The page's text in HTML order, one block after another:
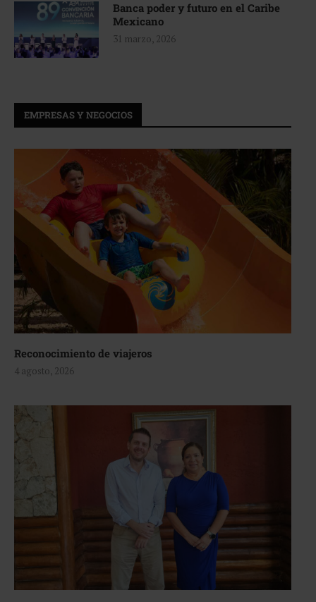
Banca poder y futuro en el Caribe
Mexicano
31 marzo, 2026
EMPRESAS Y NEGOCIOS
Reconocimiento de viajeros
4 agosto, 2026